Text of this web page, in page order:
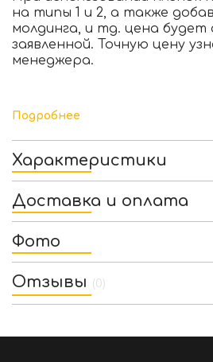
на типы 1 и 2, а также
молдинга, и тд. цена
заявленной. Точную цену
менеджера.
Подробнее
Характеристики
Доставка и оплата
Фото
Отзывы (0)